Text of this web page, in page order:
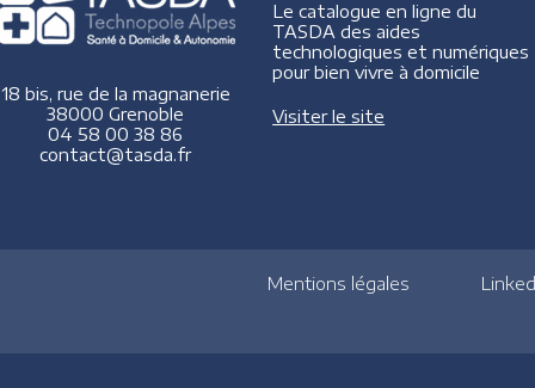
18 bis, rue de la magnanerie
38000 Grenoble
04 58 00 38 86
contact@tasda.fr
Le catalogue en ligne du
TASDA des aides
technologiques et numériques
pour bien vivre à domicile
Visiter le site
Mentions légales